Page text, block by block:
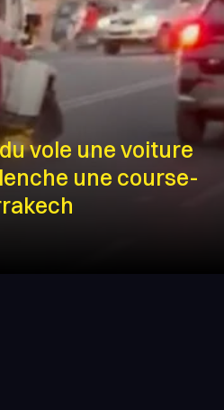
vole une voiture
une course-